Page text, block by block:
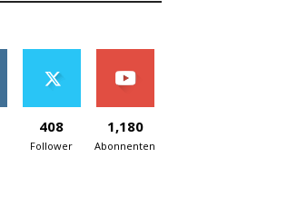
408
Follower
1,180
Abonnenten